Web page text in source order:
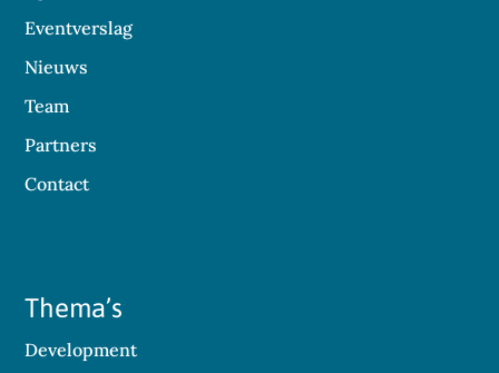
Eventverslag
Nieuws
Team
Partners
Contact
Thema’s
Development